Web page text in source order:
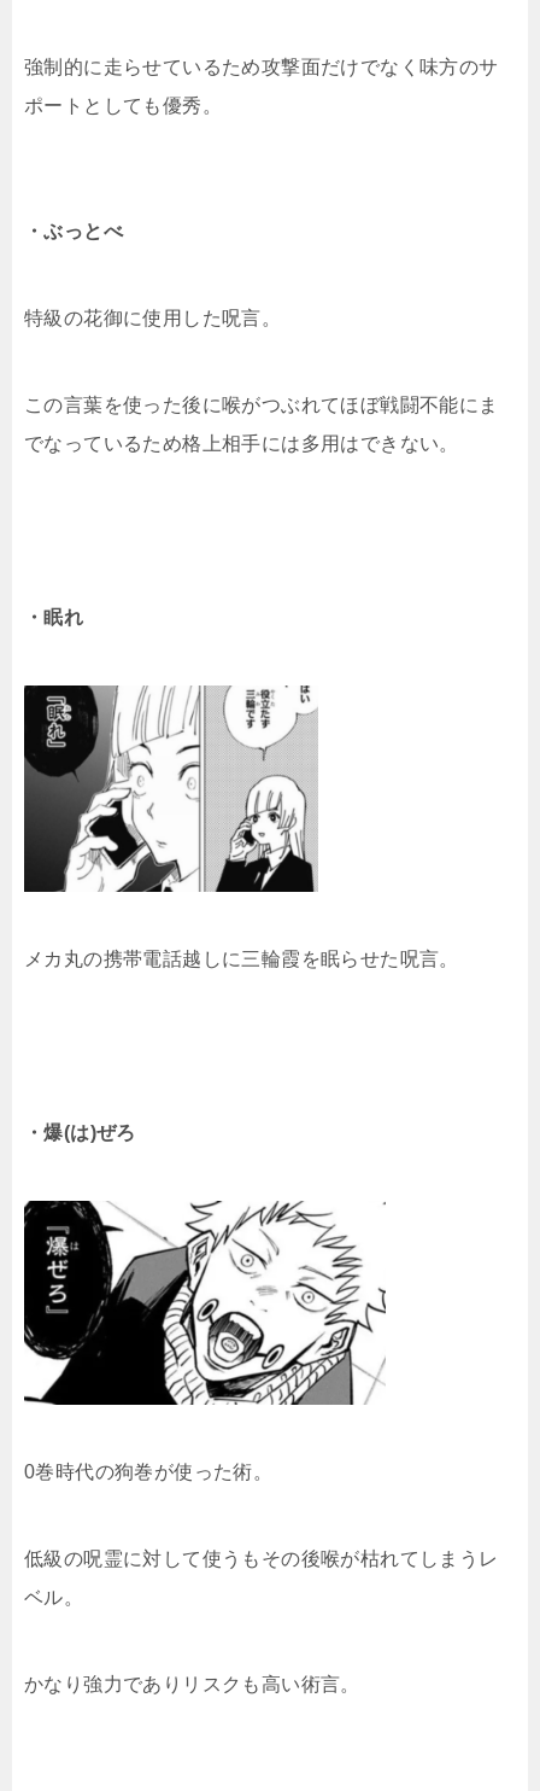
強制的に走らせているため攻撃面だけでなく味方のサ
ポートとしても優秀。
・ぶっとべ
特級の花御に使用した呪言。
この言葉を使った後に喉がつぶれてほぼ戦闘不能にま
でなっているため格上相手には多用はできない。
・眠れ
メカ丸の携帯電話越しに三輪霞を眠らせた呪言。
・爆(は)ぜろ
0巻時代の狗巻が使った術。
低級の呪霊に対して使うもその後喉が枯れてしまうレ
ベル。
かなり強力でありリスクも高い術言。